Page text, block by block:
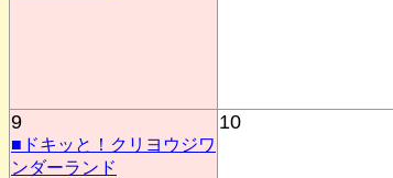
9
■ドキッと！クリヨウジワ
ンダーランド
10